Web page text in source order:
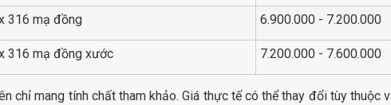
316 mạ đồng 6.900.000 - 7.200.000
316 mạ đồng xước 7.200.000 - 7.600.000
chỉ mang tính chất tham khảo. Giá thực tế có thể thay đổi tùy thuộc